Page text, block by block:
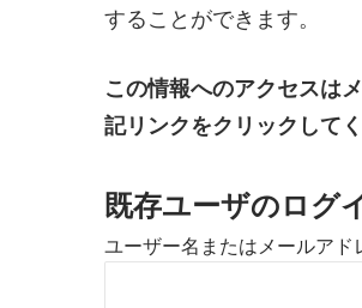
することができます。
この情報へのアクセスは
記リンクをクリックしてく
既存ユーザのログ
ユーザー名またはメールアド